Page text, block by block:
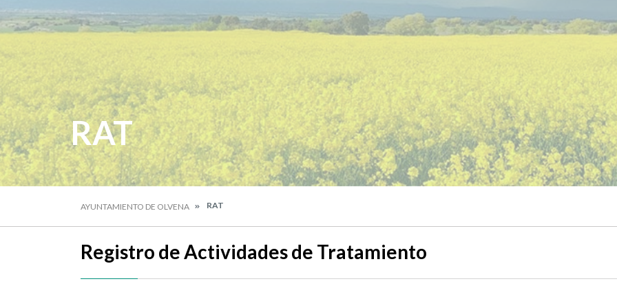
RAT
AYUNTAMIENTO DE OLVENA RAT
Registro de Actividades de Tratamiento